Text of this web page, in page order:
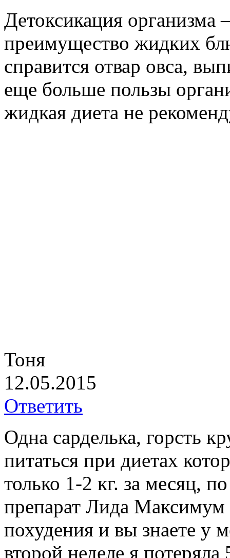
Детоксикация организма
преимущество жидких
справится отвар овса,
еще больше пользы
жидкая диета не
Тоня
12.05.2015
Ответить
Одна сарделька, горсть
питаться при диетах
только 1-2 кг. за месяц,
препарат Лида Максимум
похудения и вы знаете у
второй неделе я